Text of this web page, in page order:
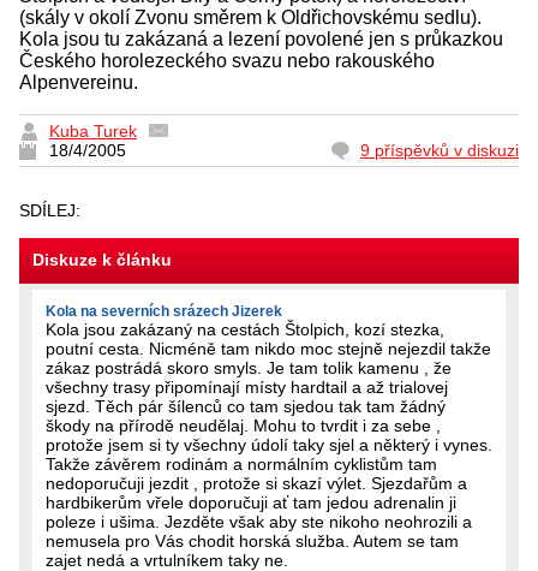
(skály v okolí Zvonu směrem k Oldřichovskému sedlu).
Kola jsou tu zakázaná a lezení povolené jen s průkazkou
Českého horolezeckého svazu nebo rakouského
Alpenvereinu.
Kuba Turek
18/4/2005
9 příspěvků v diskuzi
SDÍLEJ:
Diskuze k článku
Kola na severních srázech Jizerek
Kola jsou zakázaný na cestách Štolpich, kozí stezka,
poutní cesta. Nicméně tam nikdo moc stejně nejezdil takže
zákaz postrádá skoro smyls. Je tam tolik kamenu , že
všechny trasy připomínají místy hardtail a až trialovej
sjezd. Těch pár šílenců co tam sjedou tak tam žádný
škody na přírodě neudělaj. Mohu to tvrdit i za sebe ,
protože jsem si ty všechny údolí taky sjel a některý i vynes.
Takže závěrem rodinám a normálním cyklistům tam
nedoporučuji jezdit , protože si skazí výlet. Sjezdařům a
hardbikerům vřele doporučuji ať tam jedou adrenalin ji
poleze i ušima. Jezděte však aby ste nikoho neohrozili a
nemusela pro Vás chodit horská služba. Autem se tam
zajet nedá a vrtulníkem taky ne.